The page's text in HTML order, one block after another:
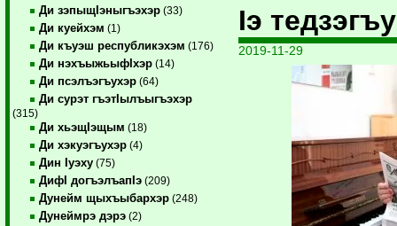
Ди зэпыщIэныгъэхэр (33)
Ди куейхэм (1)
Ди къуэш республикэхэм (176)
Ди нэхъыжьыфIхэр (14)
Ди псэлъэгъухэр (64)
Ди сурэт гъэтIылъыгъэхэр
(315)
Ди хьэщIэщым (18)
Ди хэкуэгъухэр (4)
Дин Iуэху (75)
ДифI догъэлъапIэ (209)
Дунейм щыхъыбархэр (248)
Дунеймрэ дэрэ (2)
Iэ
2019-11-29